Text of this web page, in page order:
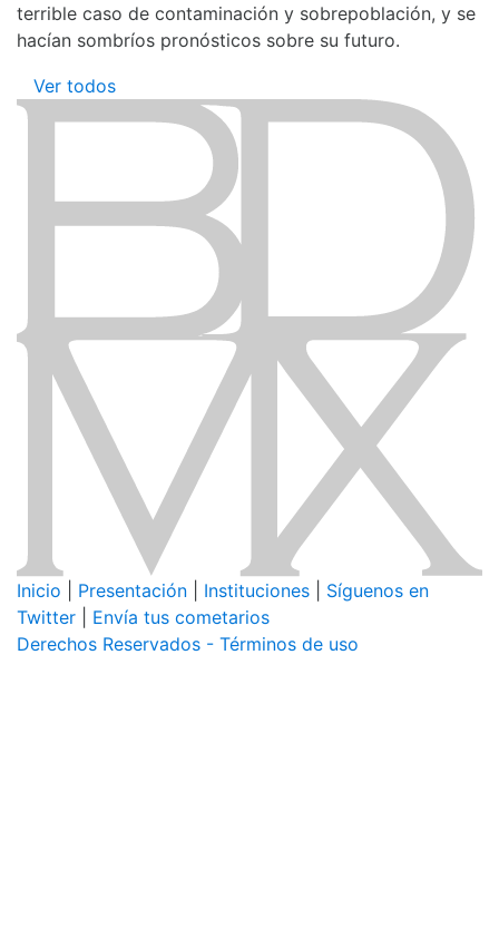
terrible caso de contaminación y sobrepoblación, y se
hacían sombríos pronósticos sobre su futuro.
Ver todos
Inicio Presentación Instituciones
Síguenos en
Twitter
Envía tus cometarios
Derechos Reservados - Términos de uso